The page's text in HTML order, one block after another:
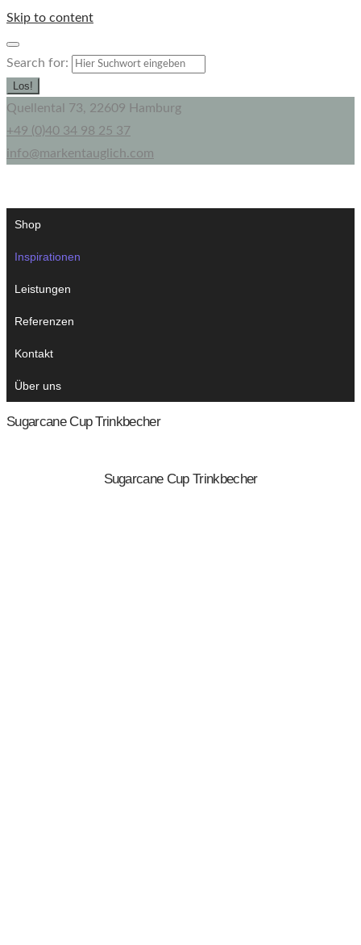
Skip to content
Search for:
Los!
Quellental 73, 22609 Hamburg
+49 (0)40 34 98 25 37
info@markentauglich.com
Shop
Inspirationen
Leistungen
Referenzen
Kontakt
Über uns
Sugarcane Cup Trinkbecher
Sugarcane Cup Trinkbecher